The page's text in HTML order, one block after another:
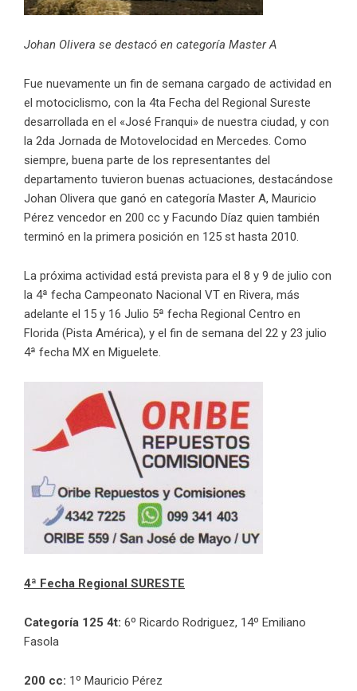
Johan Olivera se destacó en categoría Master A
Fue nuevamente un fin de semana cargado de actividad en
el motociclismo, con la 4ta Fecha del Regional Sureste
desarrollada en el «José Franqui» de nuestra ciudad, y con
la 2da Jornada de Motovelocidad en Mercedes. Como
siempre, buena parte de los representantes del
departamento tuvieron buenas actuaciones, destacándose
Johan Olivera que ganó en categoría Master A, Mauricio
Pérez vencedor en 200 cc y Facundo Díaz quien también
terminó en la primera posición en 125 st hasta 2010.
La próxima actividad está prevista para el 8 y 9 de julio con
la 4ª fecha Campeonato Nacional VT en Rivera, más
adelante el 15 y 16 Julio 5ª fecha Regional Centro en
Florida (Pista América), y el fin de semana del 22 y 23 julio
4ª fecha MX en Miguelete.
4ª Fecha Regional SURESTE
Categoría 125 4t: 6º Ricardo Rodriguez, 14º Emiliano
Fasola
200 cc: 1º Mauricio Pérez